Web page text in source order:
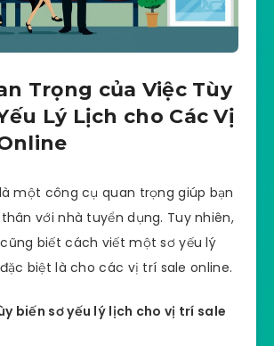
Trọng của Việc Tùy
Lý Lịch cho Các Vị
một công cụ quan trọng giúp bạn
với nhà tuyển dụng. Tuy nhiên,
biết cách viết một sơ yếu lý
biệt là cho các vị trí sale online.
biến sơ yếu lý lịch cho vị trí sale